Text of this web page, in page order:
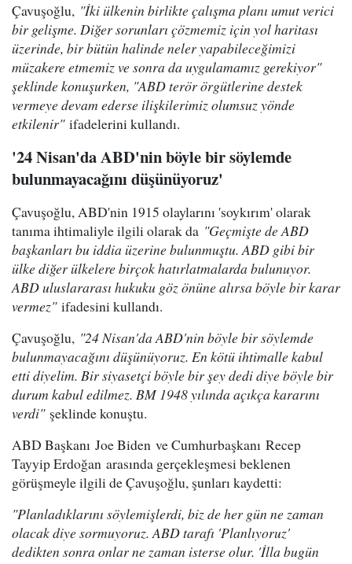
Çavuşoğlu, "İki ülkenin birlikte çalışma planı umut verici
bir gelişme. Diğer sorunları çözmemiz için yol haritası
üzerinde, bir bütün halinde neler yapabileceğimizi
müzakere etmemiz ve sonra da uygulamamız gerekiyor"
şeklinde konuşurken, "ABD terör örgütlerine destek
vermeye devam ederse ilişkilerimiz olumsuz yönde
etkilenir"ifadelerini kullandı.
'24 Nisan'da ABD'nin böyle bir söylemde
bulunmayacağını düşünüyoruz'
Çavuşoğlu, ABD'nin 1915 olaylarını 'soykırım' olarak
tanıma ihtimaliyle ilgili olarak da "Geçmişte de ABD
başkanları bu iddia üzerine bulunmuştu. ABD gibi bir
ülke diğer ülkelere birçok hatırlatmalarda bulunuyor.
ABD uluslararası hukuku göz önüne alırsa böyle bir karar
vermez"ifadesini kullandı.
Çavuşoğlu, "24 Nisan'da ABD'nin böyle bir söylemde
bulunmayacağını düşünüyoruz. En kötü ihtimalle kabul
etti diyelim. Bir siyasetçi böyle bir şey dedi diye böyle bir
durum kabul edilmez. BM 1948 yılında açıkça kararını
verdi" şeklinde konuştu.
ABD Başkanı Joe Biden ve Cumhurbaşkanı Recep
Tayyip Erdoğan arasında gerçekleşmesi beklenen
görüşmeyle ilgili de Çavuşoğlu, şunları kaydetti:
"Planladıklarını söylemişlerdi, biz de her gün ne zaman
olacak diye sormuyoruz. ABD tarafı 'Planlıyoruz'
dedikten sonra onlar ne zaman isterse olur. 'İlla bugün